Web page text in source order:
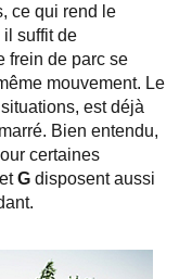
ce qui rend le
suffit de
frein de parc se
mouvement. Le
est déjà
Bien entendu,
certaines
etGdisposent aussi